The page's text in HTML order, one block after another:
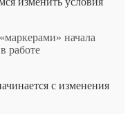
начала
работе
с изменения